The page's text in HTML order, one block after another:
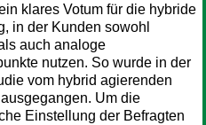
klares Votum für die hybride
in der Kunden sowohl
auch analoge
nutzen. So wurde in der
vom hybrid agierenden
Um die
Einstellung der Befragten